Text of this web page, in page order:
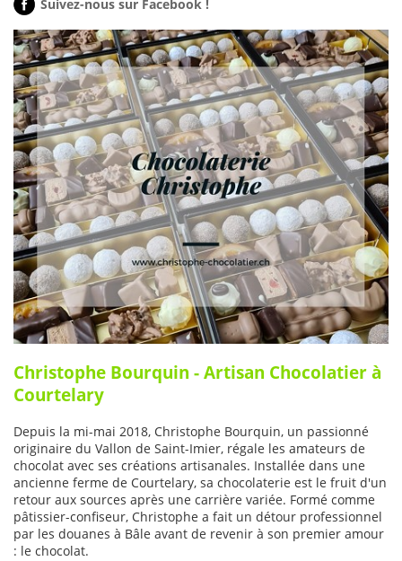
Suivez-nous sur Facebook !
Christophe Bourquin - Artisan Chocolatier à
Courtelary
Depuis la mi-mai 2018, Christophe Bourquin, un passionné
originaire du Vallon de Saint-Imier, régale les amateurs de
chocolat avec ses créations artisanales. Installée dans une
ancienne ferme de Courtelary, sa chocolaterie est le fruit d'un
retour aux sources après une carrière variée. Formé comme
pâtissier-confiseur, Christophe a fait un détour professionnel
par les douanes à Bâle avant de revenir à son premier amour
: le chocolat.